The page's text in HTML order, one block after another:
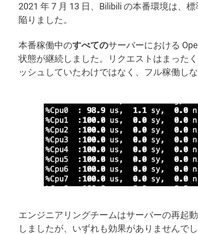
2021 年 7 月 13 日、Bilibili の本番環境は、
陥りました。
本番稼働中のすべてのサーバーにおける
状態が継続しました。リクエストはまった
ッシュしていたわけではなく、フル稼働し
エンジニアリングチームはサーバーの再起
しましたが、いずれも効果がありませんで